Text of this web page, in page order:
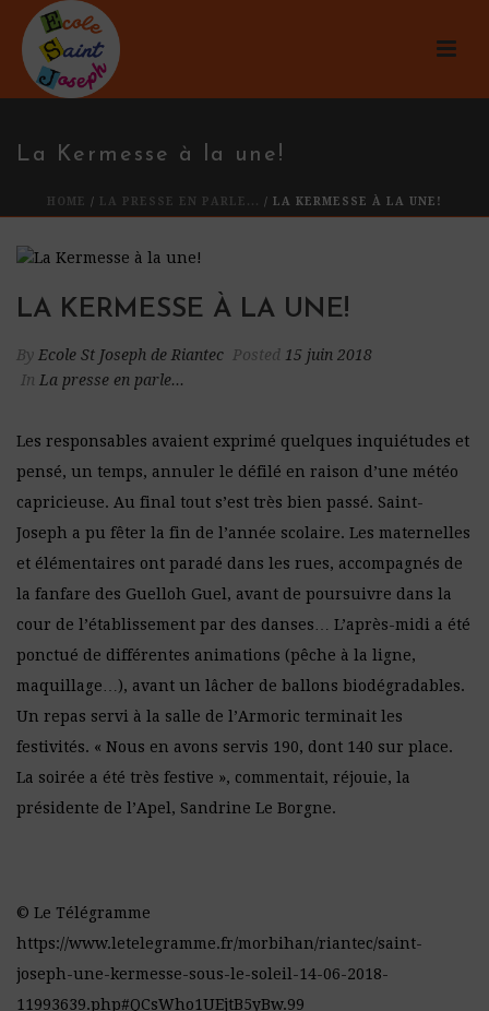
La Kermesse à la une!
HOME / LA PRESSE EN PARLE... / LA KERMESSE À LA UNE!
LA KERMESSE À LA UNE!
By Ecole St Joseph de Riantec Posted 15 juin 2018
In La presse en parle...
Les responsables avaient exprimé quelques inquiétudes et
pensé, un temps, annuler le défilé en raison d’une météo
capricieuse. Au final tout s’est très bien passé. Saint-
Joseph a pu fêter la fin de l’année scolaire. Les maternelles
et élémentaires ont paradé dans les rues, accompagnés de
la fanfare des Guelloh Guel, avant de poursuivre dans la
cour de l’établissement par des danses… L’après-midi a été
ponctué de différentes animations (pêche à la ligne,
maquillage…), avant un lâcher de ballons biodégradables.
Un repas servi à la salle de l’Armoric terminait les
festivités. « Nous en avons servis 190, dont 140 sur place.
La soirée a été très festive », commentait, réjouie, la
présidente de l’Apel, Sandrine Le Borgne.
© Le Télégramme
https://www.letelegramme.fr/morbihan/riantec/saint-
joseph-une-kermesse-sous-le-soleil-14-06-2018-
11993639.php#QCsWho1UEjtB5yBw.99